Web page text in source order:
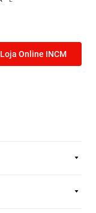
Loja Online INCM